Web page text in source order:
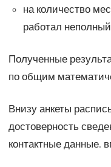
на количество
работал неполный
Полученные
по общим
Внизу анкеты
достоверность
контактные данные,